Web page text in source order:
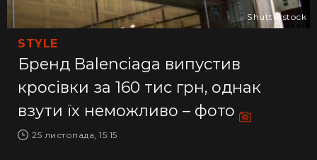
STYLE
Бренд Balenciaga випустив
кросівки за 160 тис грн, однак
взути їх неможливо – фото
25 листопада, 15:15
Shutterstock